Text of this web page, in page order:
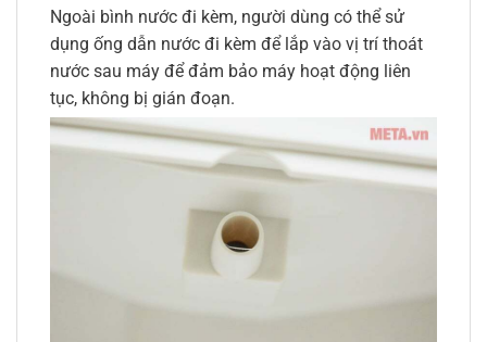
Ngoài bình nước đi kèm, người dùng có thể sử
dụng ống dẫn nước đi kèm để lắp vào vị trí thoát
nước sau máy để đảm bảo máy hoạt động liên
tục, không bị gián đoạn.